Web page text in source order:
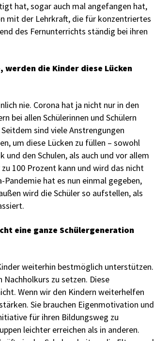
hat, sogar auch mal angefangen hat,
mit der Lehrkraft, die für konzentriertes
des Fernunterrichts ständig bei ihren
werden die Kinder diese Lücken
nie. Corona hat ja nicht nur in den
bei allen Schülerinnen und Schülern
sind viele Anstrengungen
um diese Lücken zu füllen – sowohl
und den Schulen, als auch und vor allem
100 Prozent kann und wird das nicht
Pandemie hat es nun einmal gegeben,
wird die Schüler so aufstellen, als
eine ganze Schülergeneration
weiterhin bestmöglich unterstützen.
zu setzen. Diese
Wenn wir den Kindern weiterhelfen
Sie brauchen Eigenmotivation und
für ihren Bildungsweg zu
leichter erreichen als in anderen.